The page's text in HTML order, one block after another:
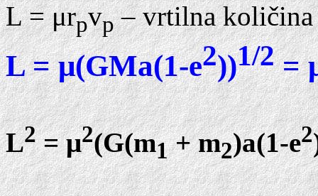
L = μrpvp– vrtilna količina
L = μ(GMa(1-e2))1/2=
L2= μ2(G(m1+ m2)a(1-e2